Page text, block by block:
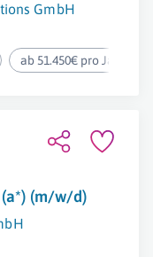
GmbH
ab 51.450€ pro Jahr
(m/w/d)